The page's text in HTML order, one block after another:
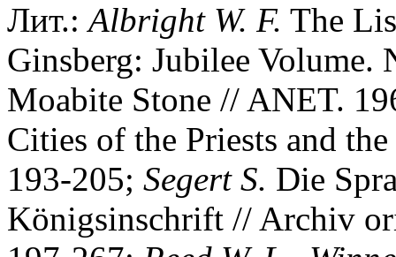
Лит.:Albright W. F. The
Ginsberg: Jubilee Volume.
Moabite Stone // ANET.
Cities of the Priests and
193-205; Segert S. Die
Königsinschrift // Archiv